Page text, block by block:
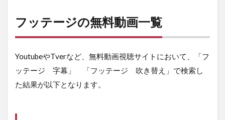
フッテージの無料動画一覧
YoutubeやTverなど、無料動画視聴サイトにおいて、「フ
ッテージ 字幕」 「フッテージ 吹き替え」で検索し
た結果が以下となります。